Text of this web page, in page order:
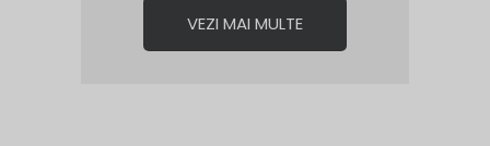
VEZI MAI MULTE